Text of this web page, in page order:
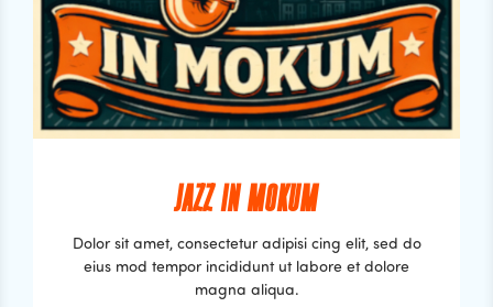
JAZZ IN MOKUM
Dolor sit amet, consectetur adipisi cing elit, sed do
eius mod tempor incididunt ut labore et dolore
magna aliqua.